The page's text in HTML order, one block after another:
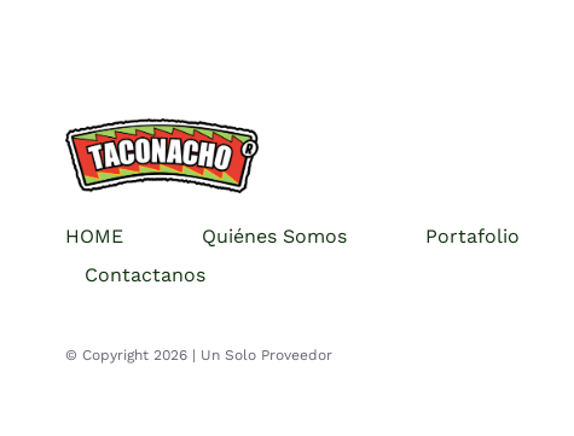
HOME Quiénes Somos Portafolio
Contactanos
© Copyright 2026 | Un Solo Proveedor